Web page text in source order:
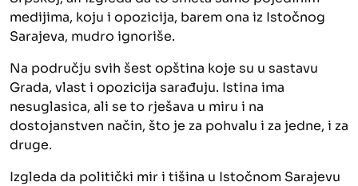
medijima, koju i opozicija, barem ona iz Istočnog
Sarajeva, mudro ignoriše.
Na području svih šest opština koje su u sastavu
Grada, vlast i opozicija sarađuju. Istina ima
nesuglasica, ali se to rješava u miru i na
dostojanstven način, što je za pohvalu i za jedne, i za
druge.
Izgleda da politički mir i tišina u Istočnom Sarajevu